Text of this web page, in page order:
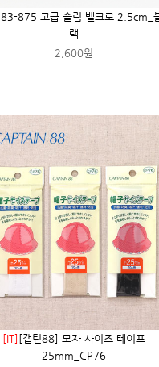
83-875 고급 슬림 벨크로 2.5cm_
랙
2,600원
[IT] [캡틴88] 모자 사이즈 테이프
25mm_CP76